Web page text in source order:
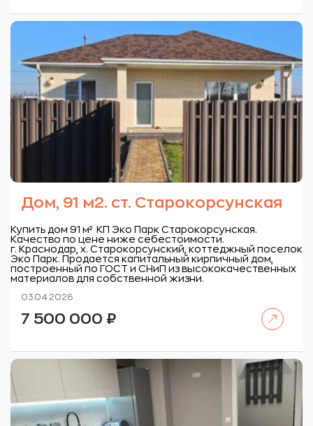
Дом, 91 м2. ст. Старокорсунская
Купить дом 91 м² КП Эко Парк Старокорсунская.
Качество по цене ниже себестоимости.
г. Краснодар, х. Старокорсунский, коттеджный поселок
Эко Парк. Продается капитальный кирпичный дом,
построенный по ГОСТ и СНиП из высококачественных
материалов для собственной жизни.
03.04.2026
7 500 000 ₽